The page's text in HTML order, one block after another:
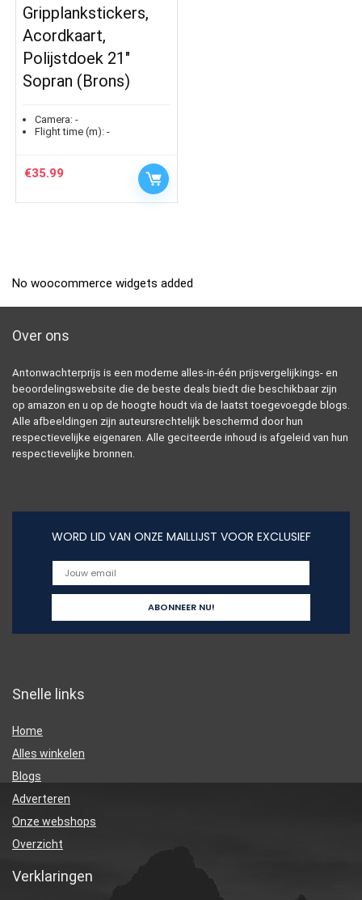
Gripplankstickers,
Acordkaart,
Polijstdoek 21″
Sopran (Brons)
Camera: -
Flight time (m): -
€35.99
No woocommerce widgets added
Over ons
Antonwachterprijs is een moderne alles-in-één prijsvergelijkings- en
beoordelingswebsite die de beste deals biedt die beschikbaar zijn
op amazon en u op de hoogte houdt via de laatst toegevoegde blogs.
Alle afbeeldingen zijn auteursrechtelijk beschermd door hun
respectievelijke eigenaren. Alle geciteerde inhoud is afgeleid van hun
respectievelijke bronnen.
WORD LID VAN ONZE MAILLIJST VOOR EXCLUSIEF
Snelle links
Home
Alles winkelen
Blogs
Adverteren
Onze webshops
Overzicht
Verklaringen